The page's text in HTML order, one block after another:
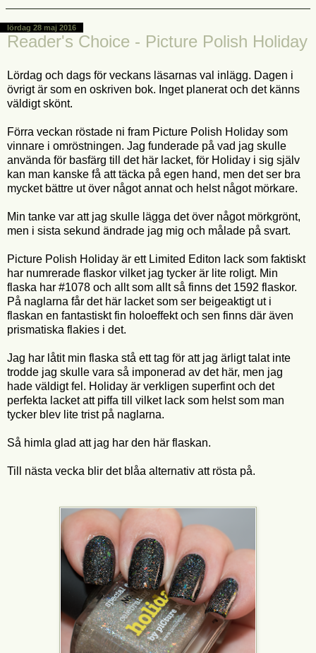
lördag 28 maj 2016
Reader's Choice - Picture Polish Holiday
Lördag och dags för veckans läsarnas val inlägg. Dagen i
övrigt är som en oskriven bok. Inget planerat och det känns
väldigt skönt.
Förra veckan röstade ni fram Picture Polish Holiday som
vinnare i omröstningen. Jag funderade på vad jag skulle
använda för basfärg till det här lacket, för Holiday i sig själv
kan man kanske få att täcka på egen hand, men det ser bra
mycket bättre ut över något annat och helst något mörkare.
Min tanke var att jag skulle lägga det över något mörkgrönt,
men i sista sekund ändrade jag mig och målade på svart.
Picture Polish Holiday är ett Limited Editon lack som faktiskt
har numrerade flaskor vilket jag tycker är lite roligt. Min
flaska har #1078 och allt som allt så finns det 1592 flaskor.
På naglarna får det här lacket som ser beigeaktigt ut i
flaskan en fantastiskt fin holoeffekt och sen finns där även
prismatiska flakies i det.
Jag har låtit min flaska stå ett tag för att jag ärligt talat inte
trodde jag skulle vara så imponerad av det här, men jag
hade väldigt fel. Holiday är verkligen superfint och det
perfekta lacket att piffa till vilket lack som helst som man
tycker blev lite trist på naglarna.
Så himla glad att jag har den här flaskan.
Till nästa vecka blir det blåa alternativ att rösta på.